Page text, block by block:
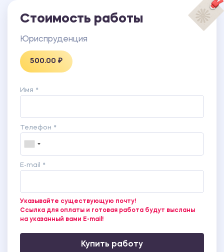
Стоимость работы
Юриспруденция
500.00 ₽
Имя *
Телефон *
E-mail *
Указывайте существующую почту!
Ссылка для оплаты и готовая работа будут высланы
на указанный вами E-mail!
Купить работу